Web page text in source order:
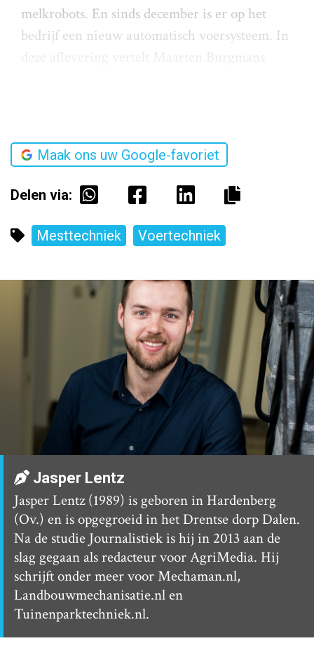
melkrobots. En sinds december is er op het
bedrijf een nieuw automatisch voersysteem. In
Maak ons uw Google-favoriet
Delen via:
Mesttechniek Voertechniek
Jasper Lentz
Jasper Lentz (1989) is geboren in Hardenberg
(Ov.) en is opgegroeid in het Drentse dorp Dalen.
Na de studie Journalistiek is hij in 2013 aan de
slag gegaan als redacteur voor AgriMedia. Hij
schrijft onder meer voor Mechaman.nl,
Landbouwmechanisatie.nl en
Tuinenparktechniek.nl.